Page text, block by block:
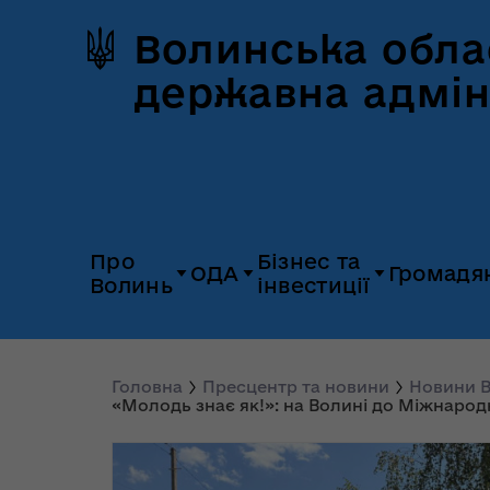
Волинська
державна
Про
Волинь
Герб та прапор
Історія Волині
Паспорт області
ОДА
Органи влади
Апарат
облдержадміністрації
Діяльність
Бізнес та
інвестиції
Дія.Бізнес
Платформа
«Пульс»
UNITED 24
Відкриті
Доступ до
публічної
Головна Пресцентр та новини
Новини
«Молодь знає як!»: на Волині до